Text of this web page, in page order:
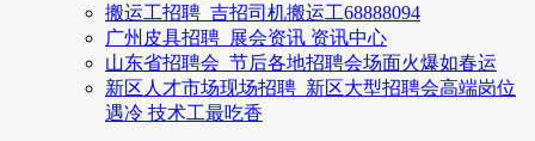
搬运工招聘_吉招司机搬运工68888094
广州皮具招聘_展会资讯 资讯中心
山东省招聘会_节后各地招聘会场面火爆如春运
新区人才市场现场招聘_新区大型招聘会高端岗位
遇冷 技术工最吃香